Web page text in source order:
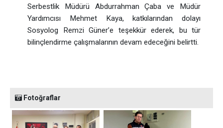
Serbestlik Müdürü Abdurrahman Çaba ve Müdür
Yardımcısı Mehmet Kaya, katkılarından dolayı
Sosyolog Remzi Güner’e teşekkür ederek, bu tür
bilinçlendirme çalışmalarının devam edeceğini belirtti.
Fotoğraflar